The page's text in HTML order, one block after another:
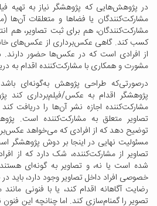
در پژوهش‌هایی که پژوهشگر نیاز به تهیه
مشارکت‌کنندگان یا فضاها و متعلقات آن‌ها
مشارکت‌کنندگان، هم برای ثبت تصاویر، هم
کسب کند. گاهی عکس‌برداری از عکس‌های
از افرادی است که در عکس‌ها حضور دارند.
مشورت و همکاری با مشارکت‌کننده اقدام به
درصورتی‌که طراحی پژوهش به‌گونه‌ای
پژوهشگر اقدام به عکس‌/فیلم‌برداری کند
مشارکت‌کننده اجازه نشر آن‌ها را دریافت
تصاویر متعلق به مشارکت‌کننده است.
توضیح دهد که از افرادی که می‌خواهد
مسئولیت نهایی در اینجا بر دوش پژوهشگر
تصاویر از مشارکت‌کننده، شک دارد که از
شده است یا نه، و تصاویر به گونه‌ای
خصوصی افراد داخل تصاویر وجود دارد، باید
رضایت آگاهانه اقدام کند، یا با فنونی
تصویر را گمنام‌سازی کند. اما چنانچه این